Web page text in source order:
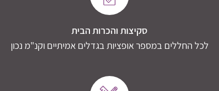
סקיצות והכרות הבית
לכל החללים במספר אופציות בגדלים אמיתיים וקנ"מ נכון